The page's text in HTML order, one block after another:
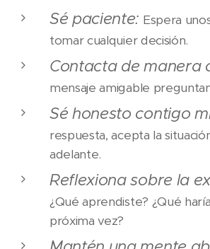
Sé paciente: Espera
tomar cualquier decisión.
Contacta de manera
mensaje amigable
Sé honesto contigo
respuesta, acepta la
adelante.
Reflexiona sobre la
¿Qué aprendiste? ¿Qué
próxima vez?